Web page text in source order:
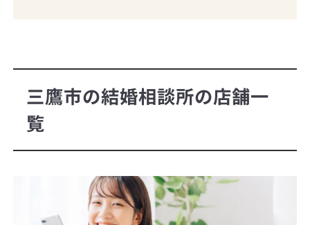
三鷹市の結婚相談所の店舗一
覧